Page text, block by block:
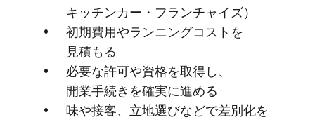
キッチンカー・フランチャイズ）
初期費用や​ランニングコストを​
見積もる
必要な​許可や​資格を​取得し、​
開業手続きを​確実に​進める
味や​接客、​立地選びなどで​差別化を​